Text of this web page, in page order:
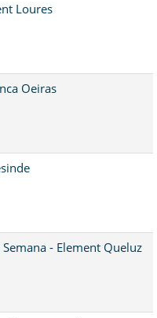
Loures
Oeiras
- Element Queluz